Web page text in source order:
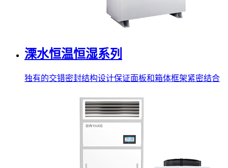
溧水恒温恒湿系列
独有的交错密封结构设计保证面板和箱体框架紧密结合